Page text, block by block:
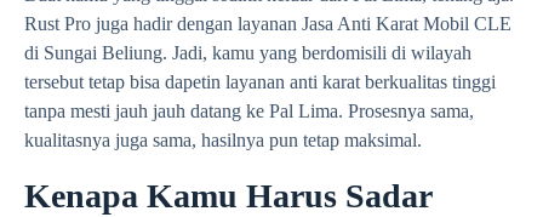
Rust Pro juga hadir dengan layanan Jasa Anti Karat Mobil CLE
di Sungai Beliung. Jadi, kamu yang berdomisili di wilayah
tersebut tetap bisa dapetin layanan anti karat berkualitas tinggi
tanpa mesti jauh jauh datang ke Pal Lima. Prosesnya sama,
kualitasnya juga sama, hasilnya pun tetap maksimal.
Kenapa Kamu Harus Sadar